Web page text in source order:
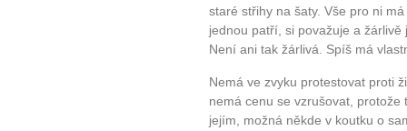
staré střihy na šaty. Vše pro ni
jednou patří, si považuje a
Není ani tak žárlivá. Spíš má
Nemá ve zvyku protestovat proti
nemá cenu se vzrušovat,
jejím, možná někde v koutku o